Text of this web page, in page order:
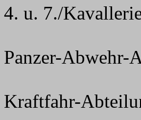
4. u. 7./
Panzer-Abwehr-
Kraftfahr-